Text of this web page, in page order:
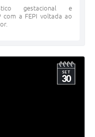
gestacional e
com a FEPI voltada ao
SET
30